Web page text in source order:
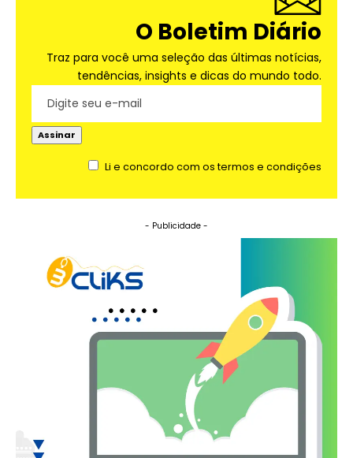
O Boletim Diário
Traz para você uma seleção das últimas notícias,
tendências, insights e dicas do mundo todo.
Li e concordo com os termos e condições
- Publicidade -